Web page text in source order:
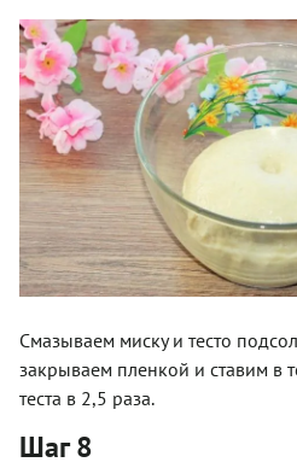
Смазываем миску и тесто
закрываем пленкой и ставим в
теста в 2,5 раза.
Шаг 8